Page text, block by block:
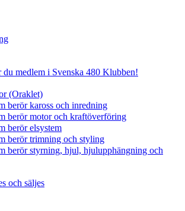
medlem i Svenska 480 Klubben!
(Oraklet)
berör kaross och inredning
berör motor och kraftöverföring
berör elsystem
berör trimning och styling
berör styrning, hjul, hjulupphängning och
och säljes